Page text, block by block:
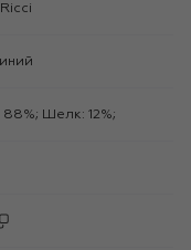
Ricci
88%; Шелк: 12%;